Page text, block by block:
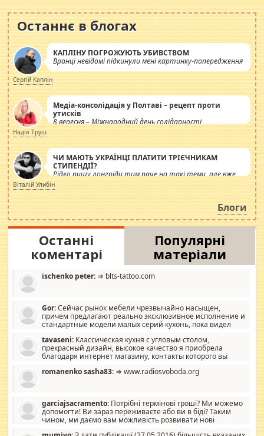
Останнє в блогах
КАПЛІНУ ПОГРОЖУЮТЬ УБИВСТВОМ
Вранці невідомі підкинули мені картинку-попередження
Сергій Каплін
Медіа-консолідація у Полтаві – рецепт проти
утисків
8 вересня – Міжнародний день солідарності
журналістів.
Надія Труш
ЧИ МАЮТЬ УКРАЇНЦІ ПЛАТИТИ ТРІЄЧНИКАМ
СТИПЕНДІЇ?
Рідко пишу лонгріди тим паче на такі теми, але вже
просто дістало! Обурюють сьогоднішні інсенуації
навколо стипендіального питання. Штучно
роздувається ще одна соціальна катастрофа.
Віталій Улибін
Блоги
Останні
коментарі
Популярні
матеріали
ischenko peter: ⇒ blts-tattoo.com
Gor:Сейчас рынок мебели чрезвычайно насыщен,
причем предлагают реально эксклюзивное исполнение и
стандартные модели малых серий кухонь, пока видел
стандартные формы, в MebelOk, креативненько и что главное -
со вкусом все в порядке, без ненужных наворотов удорожающих
мебель, а это не последний фактор.
tavaseni: Классическая кухня с угловым столом,
прекрасный дизайн, высокое качество я приобрела
благодаря интернет магазину, контакты которого вы
romanenko sasha83: ⇒ www.radiosvoboda.org
garciajsacramento: Потрібні термінові гроші? Ми можемо
допомогти! Ви зараз переживаєте або ви в біді? Таким
чином, ми даємо вам можливість розвивати нові